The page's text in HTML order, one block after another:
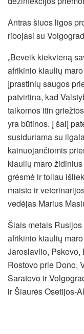
Antras šiuos ligos
ribojasi su
„Beveik kiekvieną
afrikinio kiaulių
įprastinių saugos
patvirtina, kad
taikomos itin
yra būtinos. Į šalį
susiduriama su
kainuojančiomis
kiaulių maro
grėsmė ir toliau
maisto ir
vedėjas Marius
Šiais metais
afrikinio kiaulių
Jaroslavlio, Pskovo,
Rostovo prie Dono,
Saratovo ir
ir Šiaurės Osetijos-